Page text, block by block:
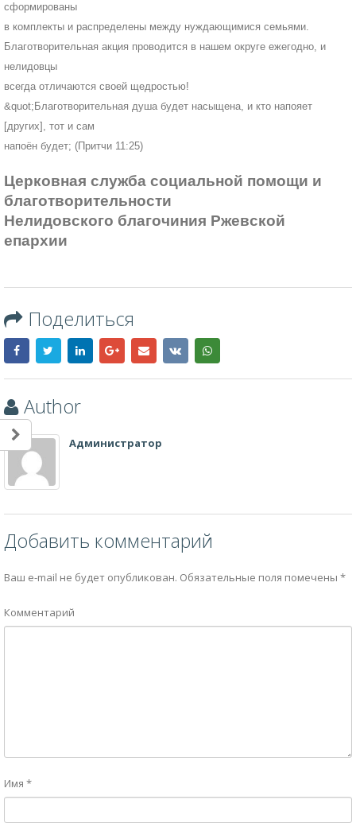
сформированы
в комплекты и распределены между нуждающимися семьями.
Благотворительная акция проводится в нашем округе ежегодно, и
нелидовцы
всегда отличаются своей щедростью!
&quot;Благотворительная душа будет насыщена, и кто напояет
[других], тот и сам
напоён будет; (Притчи 11:25)
Церковная служба социальной помощи и
благотворительности
Нелидовского благочиния Ржевской
епархии
Поделиться
Author
Администратор
Добавить комментарий
Ваш e-mail не будет опубликован. Обязательные поля помечены *
Комментарий
Имя *